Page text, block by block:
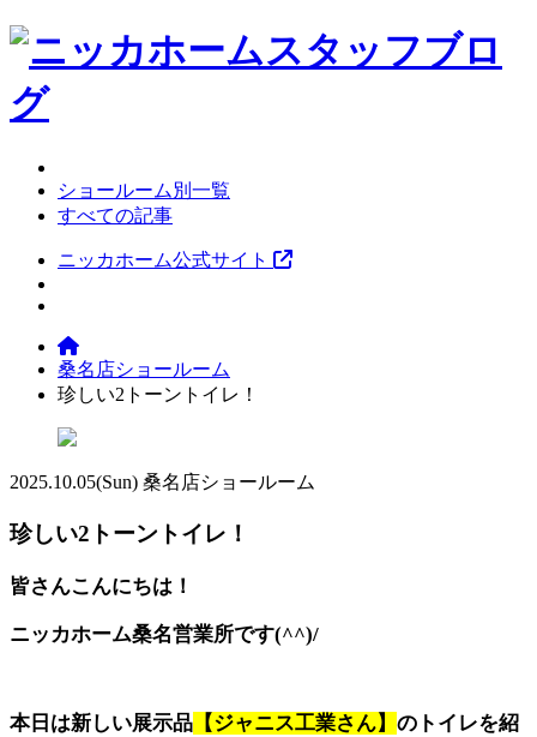
ショールーム別一覧
すべての記事
ニッカホーム公式サイト
桑名店ショールーム
珍しい2トーントイレ！
2025.10.05(Sun) 桑名店ショールーム
珍しい2トーントイレ！
皆さんこんにちは！
ニッカホーム桑名営業所です(^^)/
本日は新しい展示品 【ジャニス工業さん】 のトイレを紹